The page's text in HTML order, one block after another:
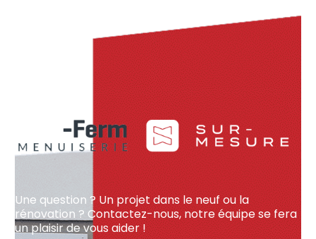
Une question ? Un projet dans le neuf ou la
rénovation ? Contactez-nous, notre équipe se fera
un plaisir de vous aider !